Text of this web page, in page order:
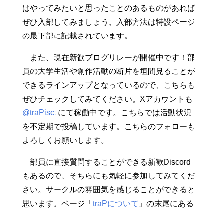
うぞ！ 新歓Discordサーバー
も用意してます。ぜひ遊びに
来てください！ Discordサー
バー「traP 2026 Welcome」
に参加しよう！traPの2026
す！ | 93人のメンバーDiscor
d 目次 * traPってどんなサー
クル？ * 新歓イベント紹介 *
活動紹介 * プロジェクト活動
* ハッカソン * ゲーム班 * グ
ラフィック班 * サウンド班 *
アルゴリズム班 * CTF班 * Sy
sAd班 * Kaggle班 * らん☆ぷ
ろ * 入部方法 traPってどんな
サークル？ traPとは？ 『デ
はやってみたいと思ったことのあるものがあれば
ぜひ入部してみましょう。入部方法は特設ページ
の最下部に記載されています。
また、現在新歓ブログリレーが開催中です！部
員の大学生活や創作活動の断片を垣間見ることが
できるラインアップとなっているので、こちらも
ぜひチェックしてみてください。Xアカウントも
@traPisctにて稼働中です。こちらでは活動状況
を不定期で投稿しています。こちらのフォローも
よろしくお願いします。
部員に直接質問することができる新歓Discord
もあるので、そちらにも気軽に参加してみてくだ
さい。サークルの雰囲気を感じることができると
思います。ページ「 traPについて 」の末尾にある